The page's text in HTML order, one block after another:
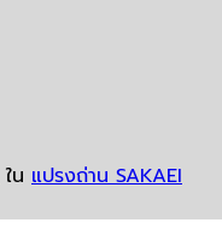
ใน แปรงถ่าน SAKAEI